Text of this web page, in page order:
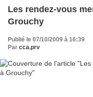
Les rendez-vous
Grouchy
Publié le 07/10/2009 à 16:39
Par cca.prv